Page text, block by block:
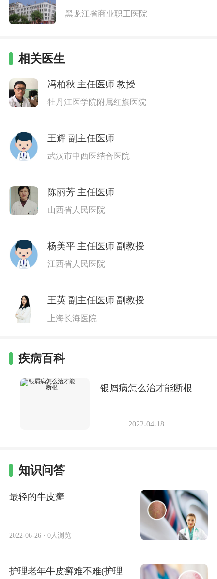
黑龙江省商业职工医院
相关医生
冯柏秋 主任医师 教授
牡丹江医学院附属红旗医院
王辉 副主任医师
武汉市中西医结合医院
陈丽芳 主任医师
山西省人民医院
杨美平 主任医师 副教授
江西省人民医院
王英 副主任医师 副教授
上海长海医院
疾病百科
银屑病怎么治才能断根
2022-04-18
知识问答
最轻的牛皮癣
2022-06-26 · 0人浏览
护理老年牛皮癣难不难(护理